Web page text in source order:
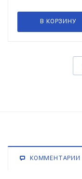
В КОРЗИНУ
КОММЕНТАРИИ